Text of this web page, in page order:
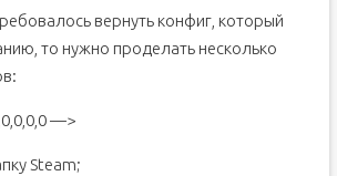
вернуть конфиг, который
то нужно проделать несколько
—>
Steam;